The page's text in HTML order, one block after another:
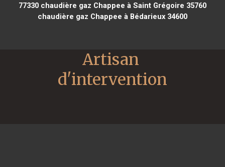
77330chaudière gaz Chappee à Saint Grégoire 35760
chaudière gaz Chappee à Bédarieux 34600
Artisan
d'intervention